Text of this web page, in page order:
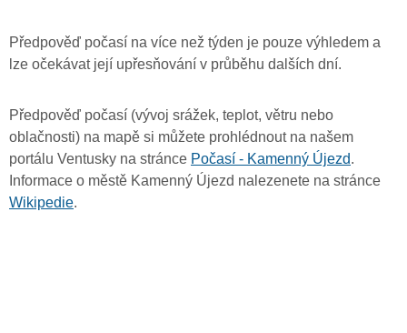
Předpověď počasí na více než týden je pouze výhledem a
lze očekávat její upřesňování v průběhu dalších dní.
Předpověď počasí (vývoj srážek, teplot, větru nebo
oblačnosti) na mapě si můžete prohlédnout na našem
portálu Ventusky na stránce Počasí - Kamenný Újezd.
Informace o městě Kamenný Újezd nalezenete na stránce
Wikipedie.